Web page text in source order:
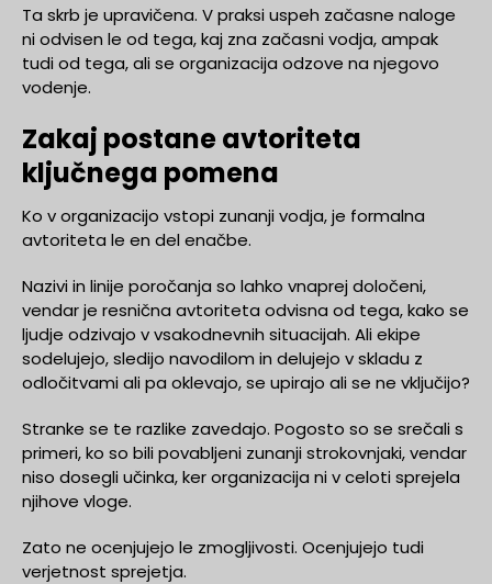
Ta skrb je upravičena. V praksi uspeh začasne naloge
ni odvisen le od tega, kaj zna začasni vodja, ampak
tudi od tega, ali se organizacija odzove na njegovo
vodenje.
Zakaj postane avtoriteta
ključnega pomena
Ko v organizacijo vstopi zunanji vodja, je formalna
avtoriteta le en del enačbe.
Nazivi in linije poročanja so lahko vnaprej določeni,
vendar je resnična avtoriteta odvisna od tega, kako se
ljudje odzivajo v vsakodnevnih situacijah. Ali ekipe
sodelujejo, sledijo navodilom in delujejo v skladu z
odločitvami ali pa oklevajo, se upirajo ali se ne vključijo?
Stranke se te razlike zavedajo. Pogosto so se srečali s
primeri, ko so bili povabljeni zunanji strokovnjaki, vendar
niso dosegli učinka, ker organizacija ni v celoti sprejela
njihove vloge.
Zato ne ocenjujejo le zmogljivosti. Ocenjujejo tudi
verjetnost sprejetja.